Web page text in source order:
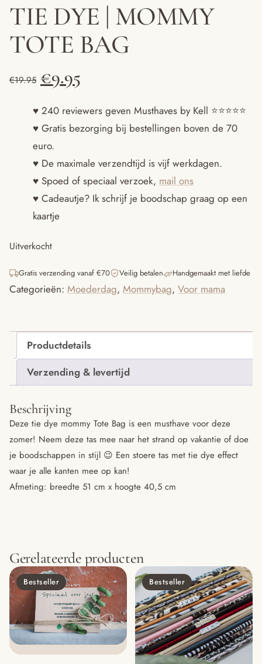
TIE DYE | MOMMY
TOTE BAG
€19.95 Oorspronkelijke
prijs
was:
€19.95.
€9.95
prijs
is:
€9.95.
♥ 240 reviewers geven Musthaves by Kell ⭐️⭐️⭐️⭐️⭐️
♥ Gratis bezorging bij bestellingen boven de 70
euro.
♥ De maximale verzendtijd is vijf werkdagen.
♥ Spoed of speciaal verzoek, mail ons
♥ Cadeautje? Ik schrijf je boodschap graag op een
kaartje
Uitverkocht
Gratis verzending vanaf €70 Veilig betalen Handgemaakt met liefde
Categorieën: Moederdag, Mommybag, Voor mama
Productdetails
Verzending & levertijd
Beschrijving
Deze tie dye mommy Tote Bag is een musthave voor deze
zomer! Neem deze tas mee naar het strand op vakantie of doe
je boodschappen in stijl 😉 Een stoere tas met tie dye effect
waar je alle kanten mee op kan!
Afmeting: breedte 51 cm x hoogte 40,5 cm
Gerelateerde producten
Bestseller Bestseller